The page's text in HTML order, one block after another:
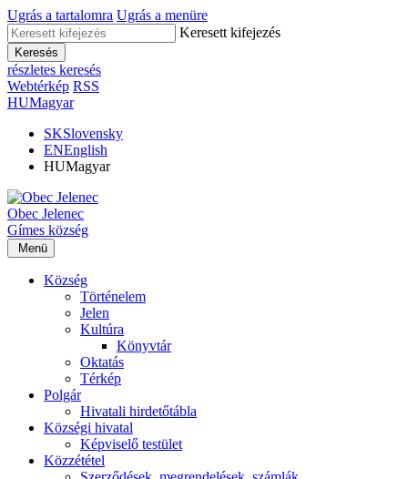
Ugrás a tartalomra Ugrás a menüre
Keresett kifejezés
Keresés
részletes keresés
Webtérkép RSS
HUMagyar
SKSlovensky
ENEnglish
HUMagyar
Obec Jelenec
Gímes község
Menü
Község
Történelem
Jelen
Kultúra
Könyvtár
Oktatás
Térkép
Polgár
Hivatali hirdetőtábla
Községi hivatal
Képviselő testület
Közzététel